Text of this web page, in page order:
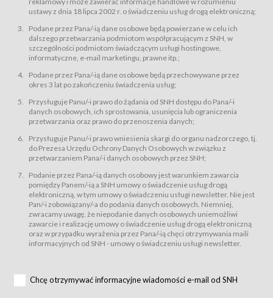
będących osobami fizycznymi.
świadczy Usługi drogą elektroniczną w rozumieniu ustawy z dnia 18 lipca
2002 r. o świadczeniu usług drogą elektroniczną (Dz.U. z 2002 r., Nr 144, poz.
1204, z późń. zm.). Usługi świadczone są nieodpłatnie.
usługę przeglądania i odczytywania przez Usługobiorców materiałów
zamieszczanych w Serwisie,
usługę utrzymywania konta użytkownika w Serwisie,
usługę newsletter,
usługę zawierania na odległość umów nabycia Karnetów i Biletów,
usługę zawierania na odległość umów sprzedaży w Sklepie.
dnia 18 lipca 2002 r. o świadczeniu usług drogą elektroniczną (Dz.U. z 2002
r., Nr 144, poz. 1204, z późń. zm.). Usługi świadczone są nieodpłatnie.
Na zasadach określonych w Regulaminie dostęp do Serwisu jest otwarty dla
Usługobiorca przed rozpoczęciem korzystania z Serwisu jest zobowiązany
zapoznać się z Regulaminem. Założenie konta w Serwisie oraz zamówienie
usługi newsletter za pośrednictwem przeznaczonego do tego formularza
zamieszczonego na stronach Serwisu dostępnych dla wszystkich
Usługobiorców wymaga akceptacji postanowień Regulaminu.
Usługobiorca zobowiązany jest do przestrzegania postanowień Regulaminu
od chwili rozpoczęcia korzystania z Serwisu.
Regulamin jest udostępniony Usługobiorcom nieodpłatnie za
Warunki techniczne korzystania z Usług
ustawy z dnia 18 lipca 2002 r. o świadczeniu usług drogą elektroniczną;
Podane przez Pana/-ią dane osobowe będą powierzane w celu ich
dalszego przetwarzania podmiotom współpracującym z SNH, w
szczególności podmiotom świadczącym usługi hostingowe,
informatyczne, e-mail marketingu, prawne itp.;
Podane przez Pana/-ią dane osobowe będą przechowywane przez
okres 3 lat po zakończeniu świadczenia usług;
Przysługuje Panu/-i prawo do żądania od SNH dostępu do Pana/-i
danych osobowych, ich sprostowania, usunięcia lub ograniczenia
przetwarzania oraz prawo do przenoszenia danych;
Przysługuje Panu/-i prawo wniesienia skargi do organu nadzorczego, tj.
do Prezesa Urzędu Ochrony Danych Osobowych w związku z
przetwarzaniem Pana/-i danych osobowych przez SNH;
Podanie przez Pana/-ią danych osobowy jest warunkiem zawarcia
pomiędzy Panem/-ią a SNH umowy o świadczenie usług drogą
elektroniczną, w tym umowy o świadczeniu usługi newsletter. Nie jest
Pan/-i zobowiązany/-a do podania danych osobowych. Niemniej,
zwracamy uwagę, że niepodanie danych osobowych uniemożliwi
zawarcie i realizację umowy o świadczenie usług drogą elektroniczną
oraz w przypadku wyrażenia przez Pana/-ią chęci otrzymywania maili
informacyjnych od SNH - umowy o świadczeniu usługi newsletter.
Chcę otrzymywać informacyjne wiadomości e-mail od SNH